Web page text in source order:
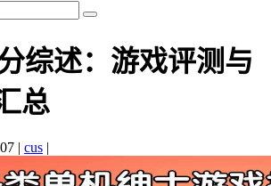
综述：游戏评测与
总
| cus |